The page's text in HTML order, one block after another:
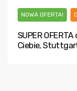
NOWA OFERTA!
SUPER
Ciebie,